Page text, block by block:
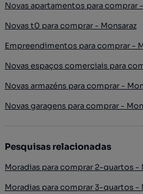
Novas apartamentos para comprar
Novas t0 para comprar - Monsaraz
Empreendimentos para comprar -
Novas espaços comerciais para
Novas armazéns para comprar -
Novas garagens para comprar -
Pesquisas relacionadas
Moradias para comprar 2-quartos -
Moradias para comprar 3-quartos -